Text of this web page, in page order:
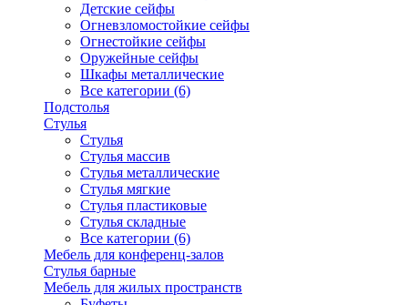
Детские сейфы
Огневзломостойкие сейфы
Огнестойкие сейфы
Оружейные сейфы
Шкафы металлические
Все категории (6)
Подстолья
Стулья
Стулья
Стулья массив
Стулья металлические
Стулья мягкие
Стулья пластиковые
Стулья складные
Все категории (6)
Мебель для конференц-залов
Стулья барные
Мебель для жилых пространств